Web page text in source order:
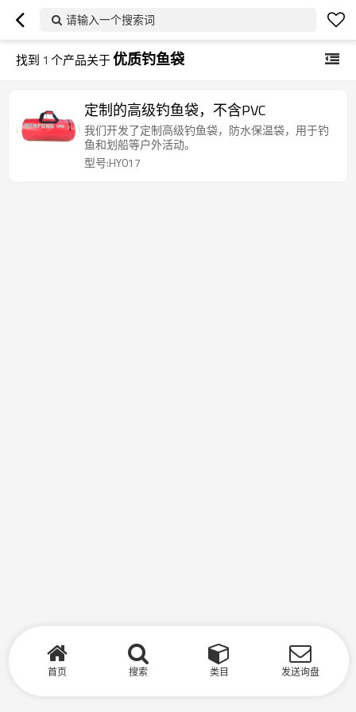
请输入一个搜索词
找到 1 个产品关于优质钓鱼袋
定制的高级钓鱼袋，不含PVC
我们开发了定制高级钓鱼袋，防水保温袋，用于钓
鱼和划船等户外活动。
型号:HY017
首页 搜索 类目 发送询盘